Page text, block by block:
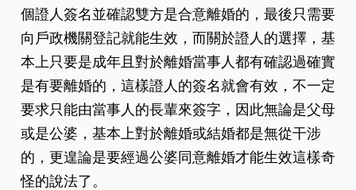
個證人簽名並確認雙方是合意離婚的，最後只需要
向戶政機關登記就能生效，而關於證人的選擇，基
本上只要是成年且對於離婚當事人都有確認過確實
是有要離婚的，這樣證人的簽名就會有效，不一定
要求只能由當事人的長輩來簽字，因此無論是父母
或是公婆，基本上對於離婚或結婚都是無從干涉
的，更遑論是要經過公婆同意離婚才能生效這樣奇
怪的說法了。